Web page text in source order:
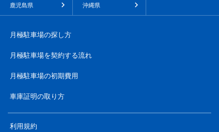
鹿児島県 沖縄県
月極駐車場の探し方
月極駐車場を契約する流れ
月極駐車場の初期費用
車庫証明の取り方
利用規約